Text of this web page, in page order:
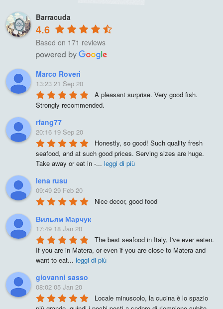
Barracuda
4.6
Based on 171 reviews
Marco Roveri
13:23 21 Sep 20
A pleasant surprise. Very good fish.
Strongly recommended.
rfang77
20:16 19 Sep 20
Honestly, so good! Such quality fresh
seafood, and at such good prices. Serving sizes are huge.
Take away or eat in -... leggi di più
lena rusu
09:49 29 Feb 20
Nice decor, good food
Вильям Марчук
17:49 18 Jan 20
The best seafood in Italy, I've ever eaten.
If you are in Matera, or even if you are close to Matera and
want to eat... leggi di più
giovanni sasso
08:02 05 Jan 20
Locale minuscolo, la cucina è lo spazio